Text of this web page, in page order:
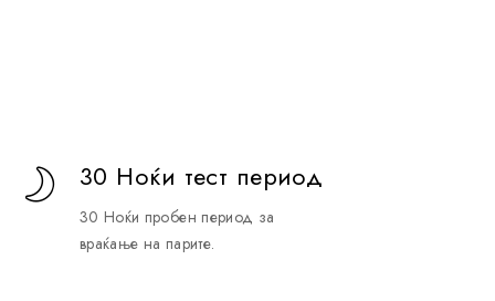
30 Ноќи тест период
30 Ноќи пробен период за
враќање на парите.